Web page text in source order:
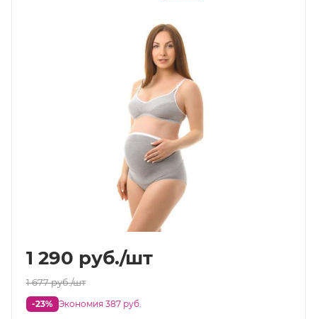
1 290 руб./шт
1 677руб./шт
-23% Экономия 387 руб.